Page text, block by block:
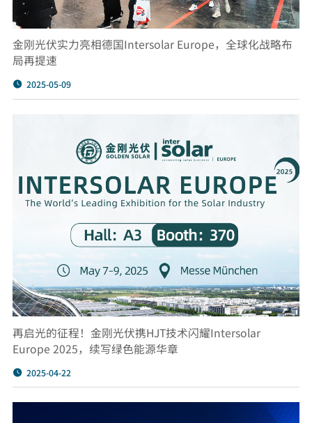
金刚光伏实力亮相德国Intersolar Europe，全球化战略布
局再提速
2025-05-09
再启光的征程！金刚光伏携HJT技术闪耀Intersolar
Europe 2025，续写绿色能源华章
2025-04-22